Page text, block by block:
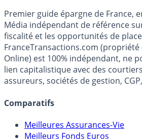
FranceTransactions.com
Premier guide épargne de France,
Média indépendant de référence
fiscalité et les opportunités de
FranceTransactions.com (propriété
Online) est 100% indépendant, ne
assureurs, sociétés de gestion, CGP,
Comparatifs